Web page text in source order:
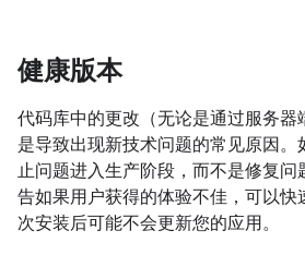
健康版本
代码库中的更改（无论是通过服务器
是导致出现新技术问题的常见原因。
止问题进入生产阶段，而不是修复问
告如果用户获得的体验不佳，可以快
次安装后可能不会更新您的应用。